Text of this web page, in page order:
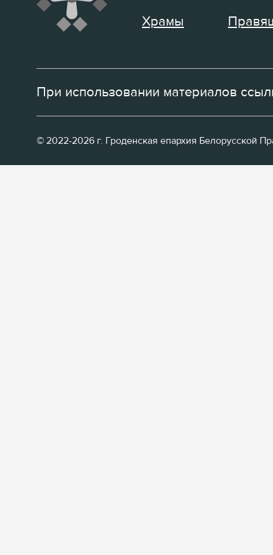
Храмы
При использовании материалов
© 2022-2026 г. Гроденская епархия Белорусской